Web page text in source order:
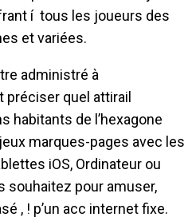
í tous les joueurs des
et variées.
administré à
préciser quel attirail
habitants de l’hexagone
marques-pages avec les
iOS, Ordinateur ou
souhaitez pour amuser,
, ! p’un acc internet fixe.